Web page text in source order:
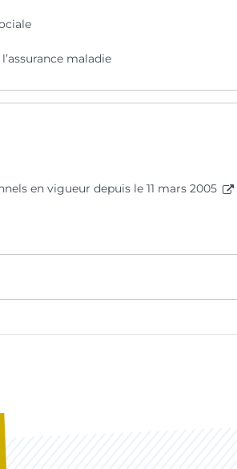
maladie
en vigueur depuis le 11 mars 2005